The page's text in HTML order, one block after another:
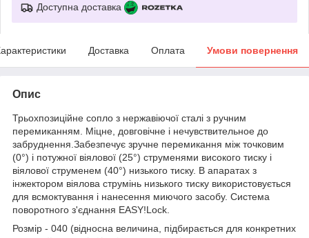
Доступна доставка
Доставка Оплата Умови повернення
Опис
Трьохпозиційне сопло з нержавіючої сталі з ручним
перемиканням. Міцне, довговічне і нечувствительное до
забруднення.Забезпечує зручне перемикання між точковим
(0°) і потужної віялової (25°) струменями високого тиску і
віялової струменем (40°) низького тиску. В апаратах з
інжектором віялова струмінь низького тиску використовується
для всмоктування і нанесення миючого засобу. Система
поворотного з'єднання EASY!Lock.
Розмір - 040 (відносна величина, підбирається для конкретних